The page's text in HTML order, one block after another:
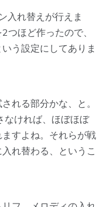
入れ替えが行えま
つほど作ったので、
う設定にしてありま
れる部分かな、と。
なければ、ほぼほぼ
すよね。それらが戦
れ替わる、というこ